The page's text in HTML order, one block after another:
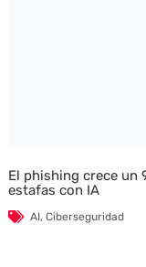
El phishing crece un
estafas con IA
AI, Ciberseguridad